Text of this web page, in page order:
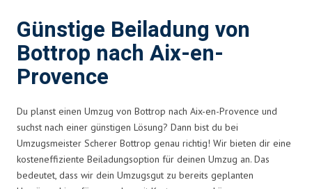
Günstige Beiladung von
Bottrop nach Aix-en-
Provence
Du planst einen Umzug von Bottrop nach Aix-en-Provence und
suchst nach einer günstigen Lösung? Dann bist du bei
Umzugsmeister Scherer Bottrop genau richtig! Wir bieten dir eine
kosteneffiziente Beiladungsoption für deinen Umzug an. Das
bedeutet, dass wir dein Umzugsgut zu bereits geplanten